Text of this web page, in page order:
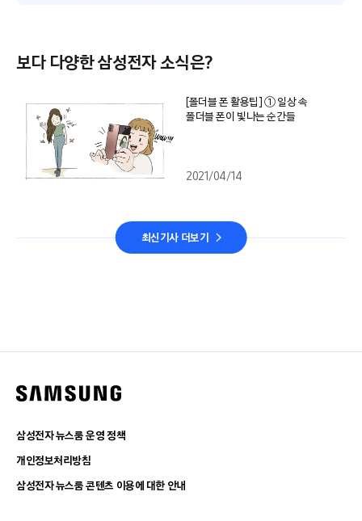
보다 다양한 삼성전자 소식은?
[폴더블 폰 활용팁] ① 일상 속
폴더블 폰이 빛나는 순간들
2021/04/14
최신기사 더보기
삼성전자 뉴스룸 운영 정책
개인정보처리방침
삼성전자 뉴스룸 콘텐츠 이용에 대한 안내